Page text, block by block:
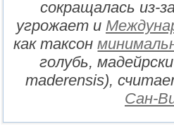
сокращалась из-
угрожает и
как таксон
голубь,
maderensis),
Сан-